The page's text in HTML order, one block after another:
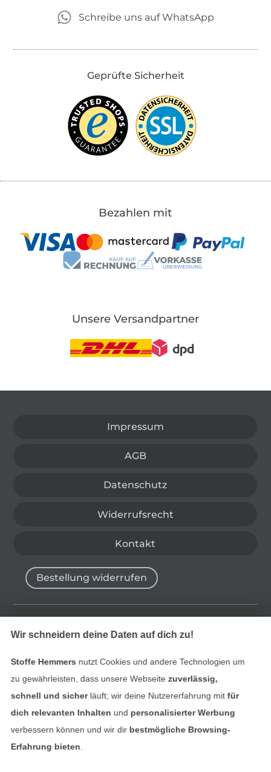
Schreibe uns auf WhatsApp
Geprüfte Sicherheit
Bezahlen mit
Unsere Versandpartner
Impressum
AGB
Datenschutz
Widerrufsrecht
Kontakt
Bestellung widerrufen
Finde mehr Inspiration
Wir schneidern deine Daten auf dich zu!
Stoffe Hemmers nutzt Cookies und andere Technologien um
zu gewährleisten, dass unsere Webseite zuverlässig,
schnell und sicherläuft; wir deine Nutzererfahrung mitfür
dich relevanten Inhalten und personalisierter Werbung
verbessern können und wir dir bestmögliche Browsing-
Erfahrung bieten